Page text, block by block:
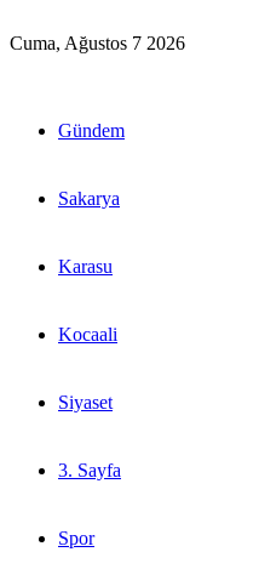
Cuma, Ağustos 7 2026
Gündem
Sakarya
Karasu
Kocaali
Siyaset
3. Sayfa
Spor